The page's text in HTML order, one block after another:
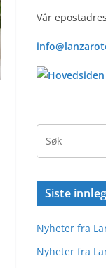
Vår
Siste
Nyheter fra
Nyheter fra